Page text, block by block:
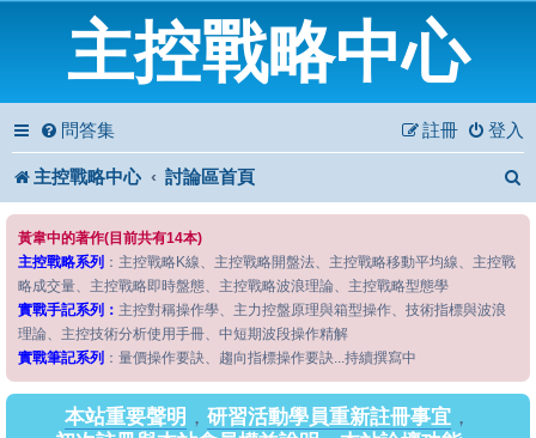
主控戰略中心
問答集 登入
註冊
主控戰略中心 討論區首頁
黃韋中的著作(目前共有14本)
主控戰略系列 ：主控戰略K線、主控戰略開盤法、主控戰略移動平均線、主控戰
略成交量、主控戰略即時盤態、主控戰略波浪理論、主控戰略型態學
實戰手記系列： 主控對稱操作學、主力控盤原理與箱型操作、技術指標與波浪
理論、主控技術分析使用手冊、中短期波段操作精解
實戰筆記系列 ：量價操作要訣、趨向指標操作要訣...持續撰寫中
本站重要聲明 ， 研習活動學員重新註冊事宜 ，